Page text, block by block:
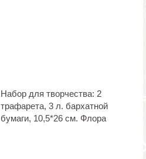
Набор для творчества: 2
трафарета, 3 л. бархатной
бумаги, 10,5*26 см. Флора